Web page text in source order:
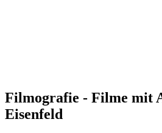
Filmografie - Filme mit
Eisenfeld